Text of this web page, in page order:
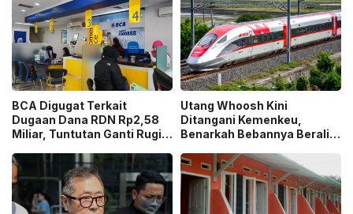
BCA Digugat Terkait
Dugaan Dana RDN Rp2,58
Miliar, Tuntutan Ganti Rugi
Utang Whoosh Kini
Ditangani Kemenkeu,
Benarkah Bebannya Beralih